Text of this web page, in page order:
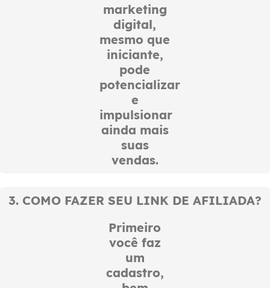
marketing
digital,
mesmo que
iniciante,
pode
potencializar
e
impulsionar
ainda mais
suas
vendas.
3. COMO FAZER SEU LINK DE AFILIADA?
Primeiro
você faz
um
cadastro,